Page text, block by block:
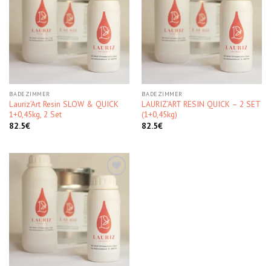
Kedvencekhez
BADEZIMMER
Lauriz’Art Resin SLOW & QUICK
1+0,45kg, 2 Set
82.5€
Kedvencekhez
BADEZIMMER
LAURIZ’ART RESIN QUICK – 2 SET
(1+0,45kg)
82.5€
Kedvencekhez